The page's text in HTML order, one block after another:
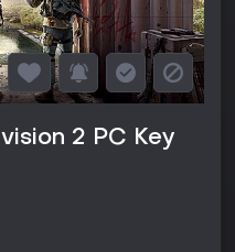
2 PC Key